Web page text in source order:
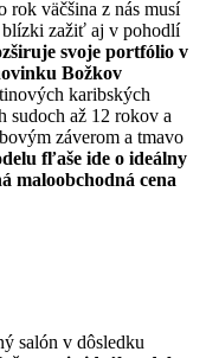
väčšina z nás musí
zažiť aj v pohodlí
svoje portfólio v
Božkov
karibských
sudoch až 12 rokov a
záverom a tmavo
fľaše ide o ideálny
maloobchodná cena
salón v dôsledku